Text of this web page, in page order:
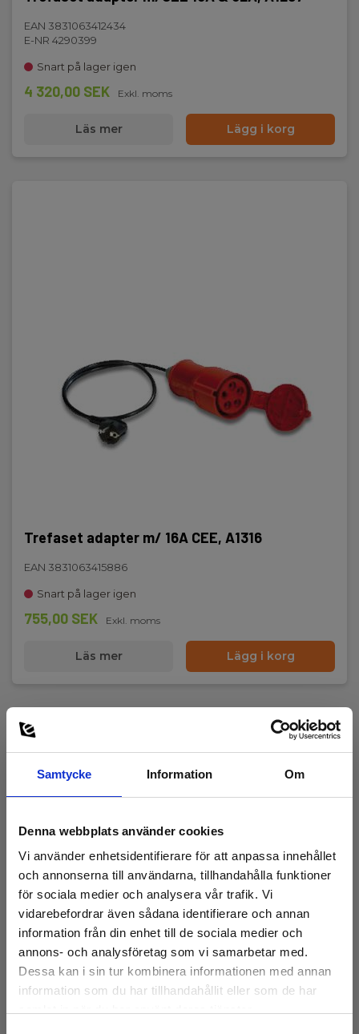
Samtycke Information Om
Denna webbplats använder cookies
Vi använder enhetsidentifierare för att anpassa innehållet
och annonserna till användarna, tillhandahålla funktioner
för sociala medier och analysera vår trafik. Vi
vidarebefordrar även sådana identifierare och annan
information från din enhet till de sociala medier och
annons- och analysföretag som vi samarbetar med.
Dessa kan i sin tur kombinera informationen med annan
information som du har tillhandahållit eller som de har
EAN 3831063412434
E-NR 4290399
Snart på lager igen
4 320,00 SEK Exkl. moms
Läs mer Lägg i korg
Trefaset adapter m/ 16A CEE, A1316
EAN 3831063415886
Snart på lager igen
755,00 SEK Exkl. moms
Läs mer Lägg i korg